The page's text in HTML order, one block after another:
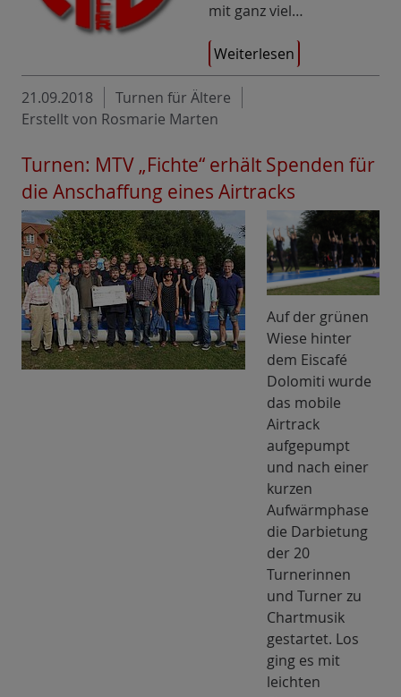
mit ganz viel…
Weiterlesen
21.09.2018
Turnen für Ältere
Erstellt von Rosmarie Marten
Turnen: MTV „Fichte“ erhält Spenden für
die Anschaffung eines Airtracks
Auf der grünen
Wiese hinter
dem Eiscafé
Dolomiti wurde
das mobile
Airtrack
aufgepumpt
und nach einer
kurzen
Aufwärmphase
die Darbietung
der 20
Turnerinnen
und Turner zu
Chartmusik
gestartet. Los
ging es mit
leichten